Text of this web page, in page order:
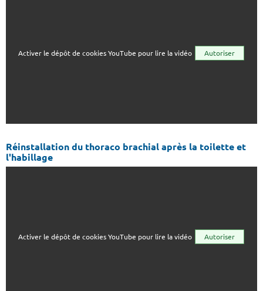
Activer le dépôt de cookies YouTube pour lire la vidéo Autoriser
Réinstallation du thoraco brachial après la toilette et
l'habillage
Activer le dépôt de cookies YouTube pour lire la vidéo Autoriser